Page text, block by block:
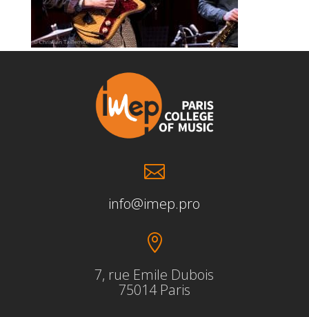

info@imep.pro

7, rue Emile Dubois
75014 Paris